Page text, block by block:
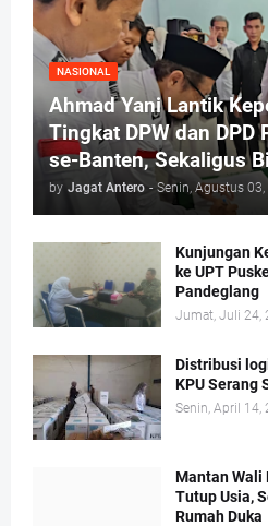
NASIONAL
Ahmad Yani Lantik
Tingkat DPW dan DPD
se-Banten, Sekaligus
by Jagat Antero - Senin, Agustus
Kunjungan
ke UPT
Pandeglang
Jumat, Juli 24,
Distribusi
KPU Serang
Senin, April 14,
Mantan Wali
Tutup Usia,
Rumah Duka